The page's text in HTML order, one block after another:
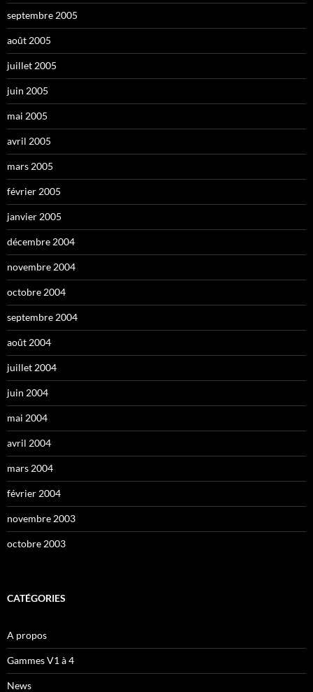
septembre 2005
août 2005
juillet 2005
juin 2005
mai 2005
avril 2005
mars 2005
février 2005
janvier 2005
décembre 2004
novembre 2004
octobre 2004
septembre 2004
août 2004
juillet 2004
juin 2004
mai 2004
avril 2004
mars 2004
février 2004
novembre 2003
octobre 2003
CATÉGORIES
A propos
Gammes V1 à 4
News